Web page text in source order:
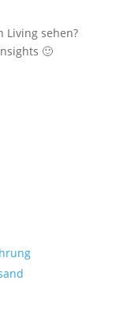
Living sehen?
🙂